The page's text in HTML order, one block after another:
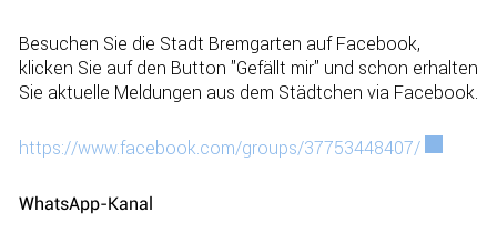
Besuchen Sie die Stadt Bremgarten auf Facebook,
klicken Sie auf den Button "Gefällt mir" und schon erhalten
Sie aktuelle Meldungen aus dem Städtchen via Facebook.
https://www.facebook.com/groups/37753448407/Externer
WhatsApp-Kanal